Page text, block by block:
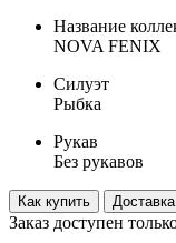
Название
NOVA FENIX
Силуэт
Рыбка
Рукав
Без рукавов
Как купить
Заказ доступен